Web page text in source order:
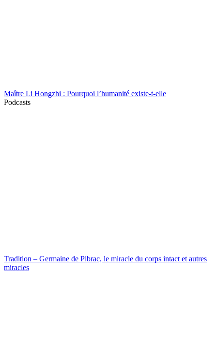
Maître Li Hongzhi : Pourquoi l’humanité existe-t-elle
Podcasts
Tradition – Germaine de Pibrac, le miracle du corps intact et autres
miracles